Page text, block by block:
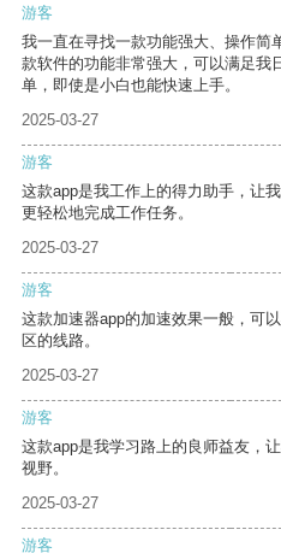
游客
我一直在寻找一款功能强大、操作简
款软件的功能非常强大，可以满足我
单，即使是小白也能快速上手。
2025-03-27
游客
这款app是我工作上的得力助手，让
更轻松地完成工作任务。
2025-03-27
游客
这款加速器app的加速效果一般，可
区的线路。
2025-03-27
游客
这款app是我学习路上的良师益友，
视野。
2025-03-27
游客